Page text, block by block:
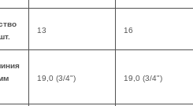
13 16
19,0 (3/4") 19,0 (3/4")